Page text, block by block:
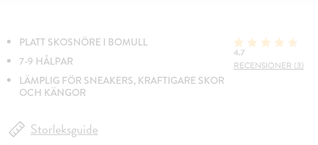
PLATT SKOSNÖRE I BOMULL
7-9 HÅLPAR
LÄMPLIG FÖR SNEAKERS, KRAFTIGARE SKOR
OCH KÄNGOR
4.7
RECENSIONER (3)
Storleksguide